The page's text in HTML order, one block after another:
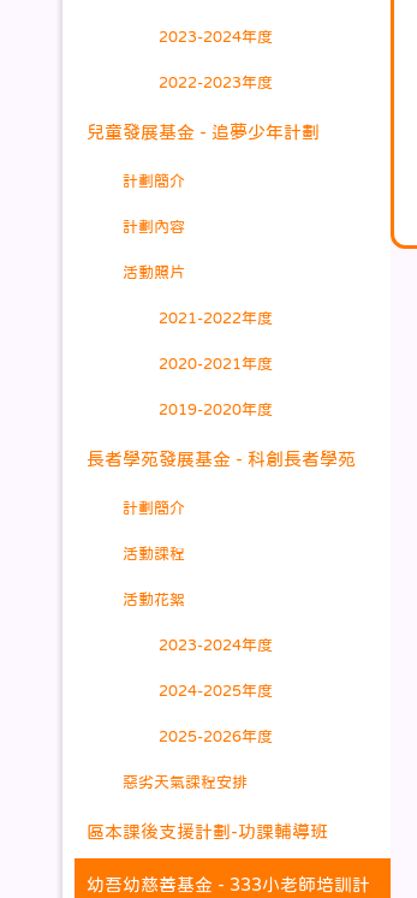
2023-2024年度
2022-2023年度
兒童發展基金 - 追夢少年計劃
計劃簡介
計劃內容
活動照片
2021-2022年度
2020-2021年度
2019-2020年度
長者學苑發展基金 - 科創長者學苑
計劃簡介
活動課程
活動花絮
2023-2024年度
2024-2025年度
2025-2026年度
惡劣天氣課程安排
區本課後支援計劃-功課輔導班
幼吾幼慈善基金 - 333小老師培訓計